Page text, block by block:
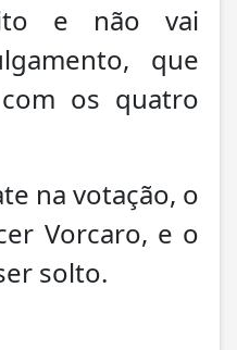
e não vai
que
os quatro
na votação, o
Vorcaro, e o
solto.